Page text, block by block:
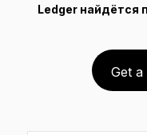
Ledger найдётся
Get